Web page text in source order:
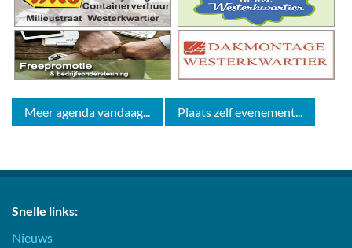
Meer agenda vandaag... Plaats zelf evenement...
Snelle links:
Nieuws